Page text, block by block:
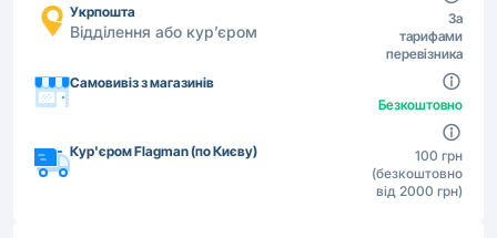
Укрпошта
Відділення або кур’єром
За
тарифами
перевізника
Самовивіз з магазинів
Безкоштовно
Кур'єром Flagman (по Києву)
100 грн
(безкоштовно
від 2000 грн)